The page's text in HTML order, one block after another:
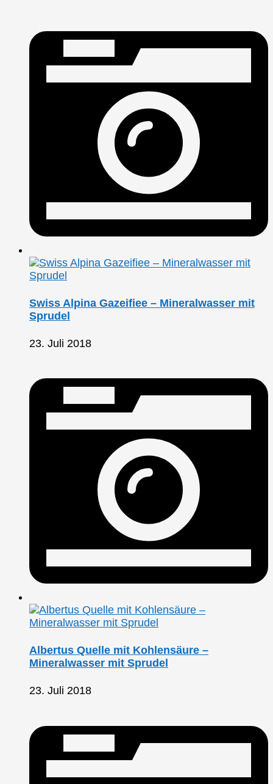
Swiss Alpina Gazeifiee – Mineralwasser mit
Sprudel
23. Juli 2018
Albertus Quelle mit Kohlensäure –
Mineralwasser mit Sprudel
23. Juli 2018